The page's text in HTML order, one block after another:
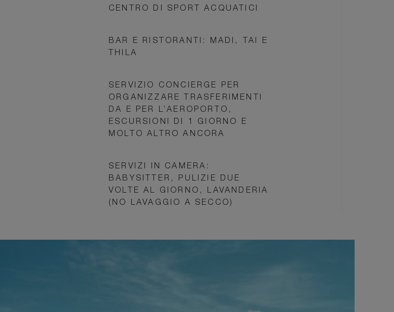
CENTRO DI SPORT ACQUATICI
BAR E RISTORANTI: MADI, TAI E
THILA
SERVIZIO CONCIERGE PER
ORGANIZZARE TRASFERIMENTI
DA E PER L’AEROPORTO,
ESCURSIONI DI 1 GIORNO E
MOLTO ALTRO ANCORA
SERVIZI IN CAMERA:
BABYSITTER, PULIZIE DUE
VOLTE AL GIORNO, LAVANDERIA
(NO LAVAGGIO A SECCO)